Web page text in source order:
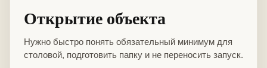
Открытие объекта
Нужно быстро понять обязательный минимум для
столовой, подготовить папку и не переносить запуск.